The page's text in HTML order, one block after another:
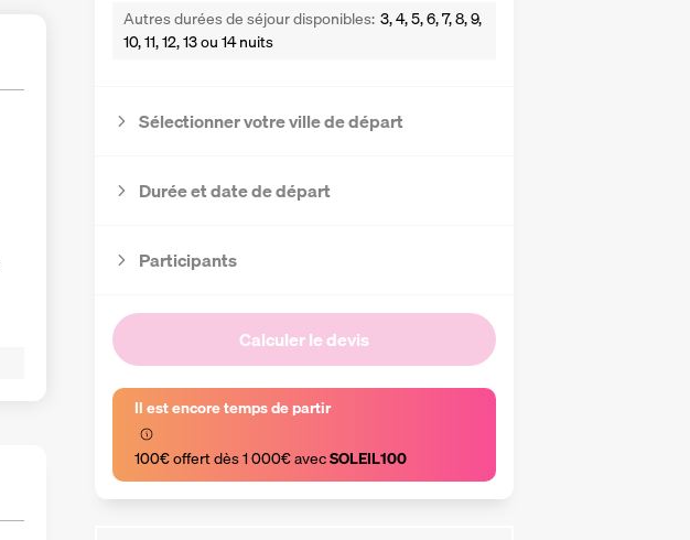
Autres durées de séjour disponibles 3, 4, 5, 6, 7, 8, 9,
10, 11, 12, 13 ou 14 nuits
Sélectionner votre ville de départ
Durée et date de départ
Participants
Calculer le devis
Il est encore temps de partir
100€ offert dès 1 000€ avec SOLEIL100